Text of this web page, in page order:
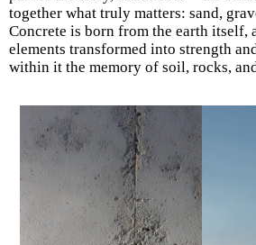
together what truly matters: sand,
Concrete is born from the earth itself,
elements transformed into strength
within it the memory of soil, rocks,